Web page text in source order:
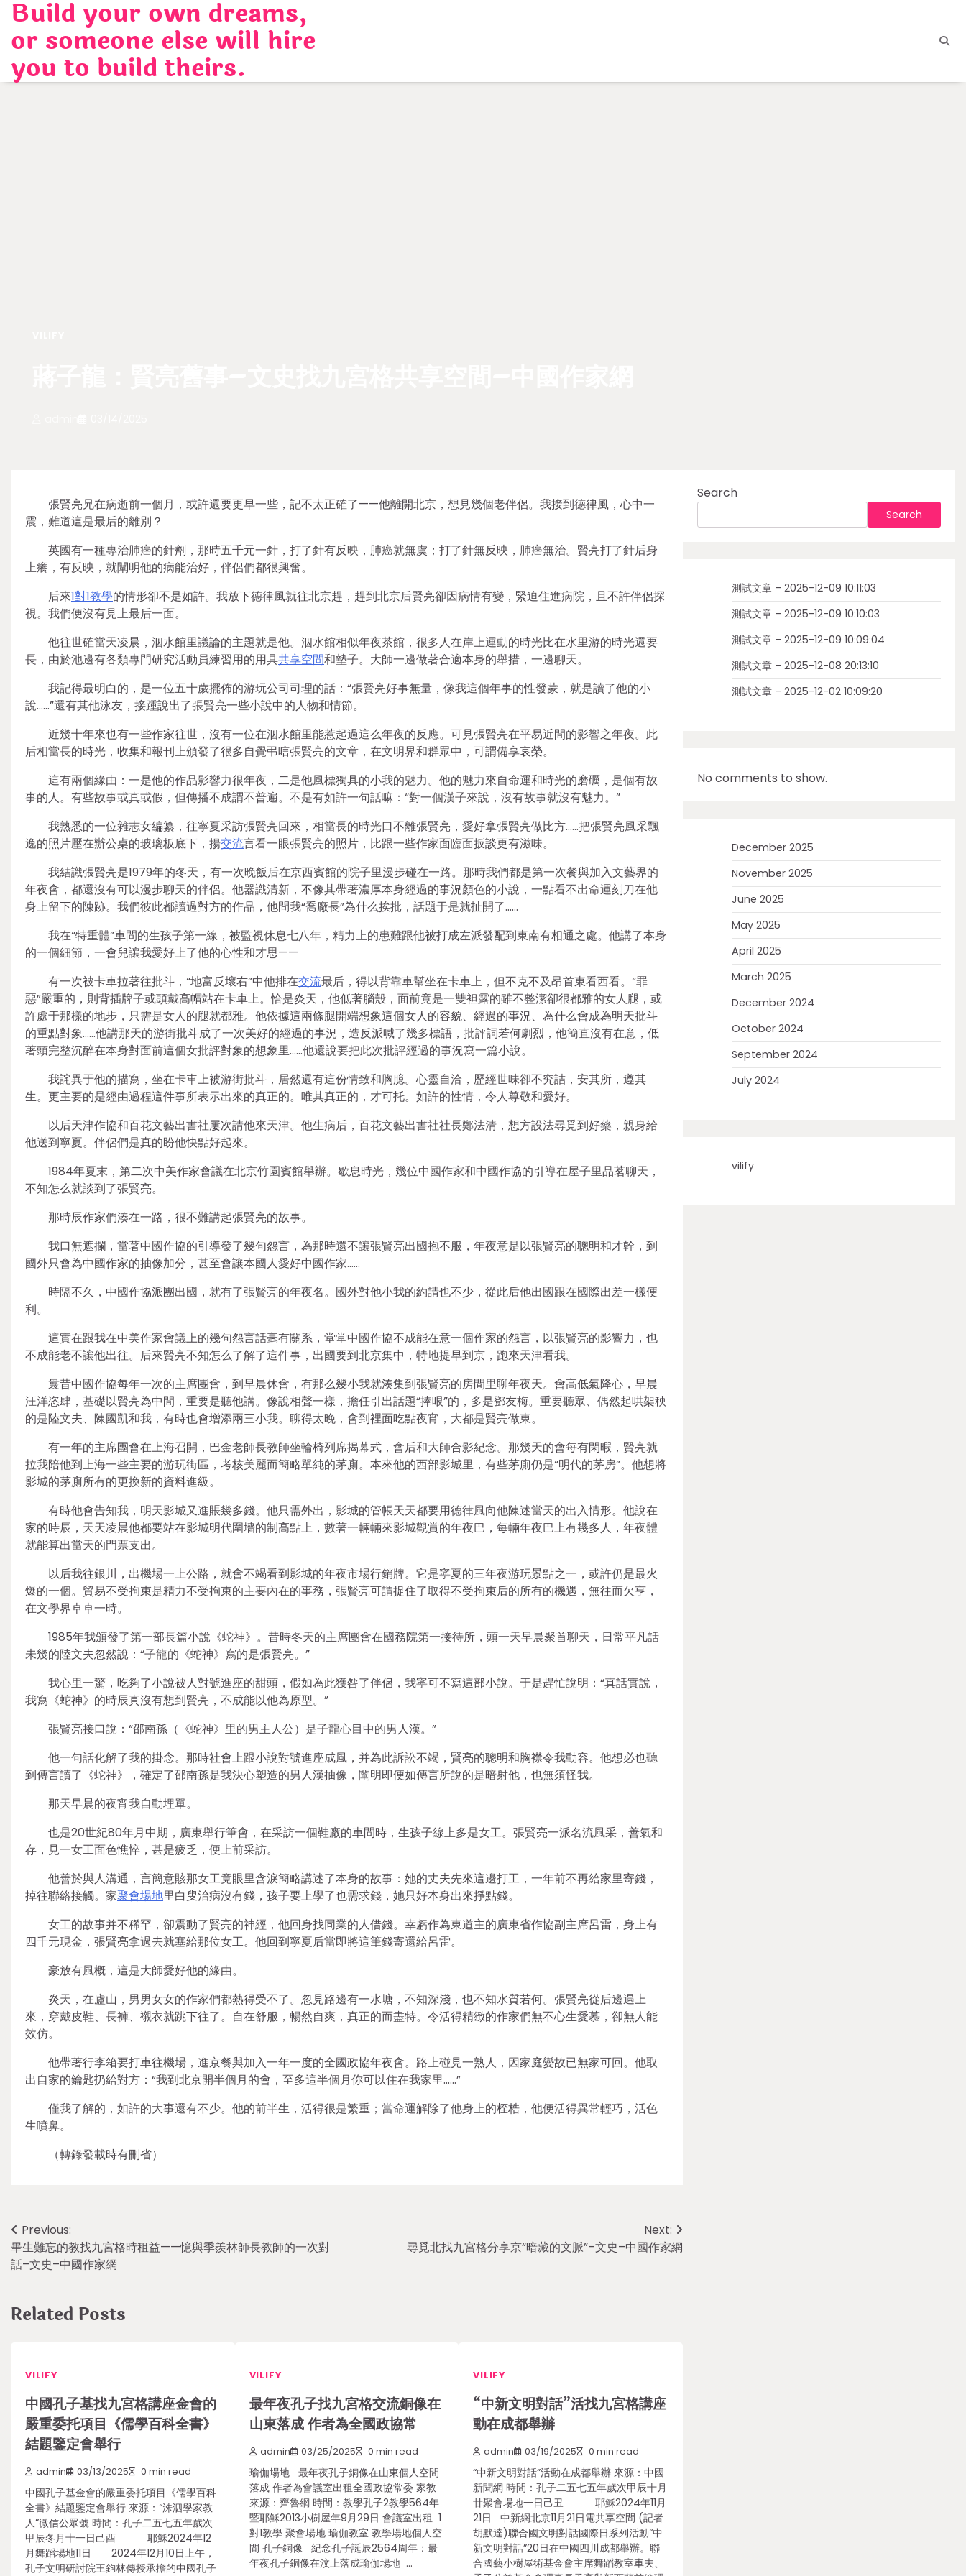
Skip
content
Build your own dreams,
or someone else will hire
you to build theirs.
張賢亮兄在病逝前一個月，或許還要更早一些，記不太正確了——他離開北京，想見幾個老伴侶。我接到德律風，心中一
震，難道這是最后的離別？
英國有一種專治肺癌的針劑，那時五千元一針，打了針有反映，肺癌就無虞；打了針無反映，肺癌無治。賢亮打了針后身
上癢，有反映，就闡明他的病能治好，伴侶們都很興奮。
后來1對1教學的情形卻不是如許。我放下德律風就往北京趕，趕到北京后賢亮卻因病情有變，緊迫住進病院，且不許伴侶探
視。我們便沒有見上最后一面。
他往世確當天凌晨，泅水館里議論的主題就是他。泅水館相似年夜茶館，很多人在岸上運動的時光比在水里游的時光還要
長，由於池邊有各類專門研究活動員練習用的用具共享空間和墊子。大師一邊做著合適本身的舉措，一邊聊天。
我記得最明白的，是一位五十歲擺佈的游玩公司司理的話：“張賢亮好事無量，像我這個年事的性發蒙，就是讀了他的小
說……”還有其他泳友，接踵說出了張賢亮一些小說中的人物和情節。
近幾十年來也有一些作家往世，沒有一位在泅水館里能惹起過這么年夜的反應。可見張賢亮在平易近間的影響之年夜。此
后相當長的時光，收集和報刊上頒發了很多自覺弔唁張賢亮的文章，在文明界和群眾中，可謂備享哀榮。
這有兩個緣由：一是他的作品影響力很年夜，二是他風標獨具的小我的魅力。他的魅力來自命運和時光的磨礪，是個有故
事的人。有些故事或真或假，但傳播不成謂不普遍。不是有如許一句話嘛：“對一個漢子來說，沒有故事就沒有魅力。”
我熟悉的一位雜志女編纂，往寧夏采訪張賢亮回來，相當長的時光口不離張賢亮，愛好拿張賢亮做比方……把張賢亮風采飄
逸的照片壓在辦公桌的玻璃板底下，揚交流言看一眼張賢亮的照片，比跟一些作家面臨面扳談更有滋味。
我結識張賢亮是1979年的冬天，有一次晚飯后在京西賓館的院子里漫步碰在一路。那時我們都是第一次餐與加入文藝界的
年夜會，都還沒有可以漫步聊天的伴侶。他器識清新，不像其帶著濃厚本身經過的事況顏色的小說，一點看不出命運刻刀在他
身上留下的陳跡。我們彼此都讀過對方的作品，他問我“喬廠長”為什么挨批，話題于是就扯開了……
我在“特重體”車間的生孩子第一線，被監視休息七八年，精力上的患難跟他被打成左派發配到東南有相通之處。他講了本身
的一個細節，一會兒讓我愛好上了他的心性和才思——
有一次被卡車拉著往批斗，“地富反壞右”中他排在交流最后，得以背靠車幫坐在卡車上，但不克不及昂首東看西看。“罪
惡”嚴重的，則背插牌子或頭戴高帽站在卡車上。恰是炎天，他低著腦殼，面前竟是一雙袒露的雖不整潔卻很都雅的女人腿，或
許處于那樣的地步，只需是女人的腿就都雅。他依據這兩條腿開端想象這個女人的容貌、經過的事況、為什么會成為明天批斗
的重點對象……他講那天的游街批斗成了一次美好的經過的事況，造反派喊了幾多標語，批評詞若何劇烈，他簡直沒有在意，低
著頭完整沉醉在本身對面前這個女批評對象的想象里……他還說要把此次批評經過的事況寫一篇小說。
我詫異于他的描寫，坐在卡車上被游街批斗，居然還有這份情致和胸臆。心靈自洽，歷經世味卻不究詰，安其所，遵其
生。更主要的是經由過程這件事所表示出來的真正的。唯其真正的，才可托。如許的性情，令人尊敬和愛好。
以后天津作協和百花文藝出書社屢次請他來天津。他生病后，百花文藝出書社社長鄭法清，想方設法尋覓到好藥，親身給
他送到寧夏。伴侶們是真的盼他快點好起來。
1984年夏末，第二次中美作家會議在北京竹園賓館舉辦。歇息時光，幾位中國作家和中國作協的引導在屋子里品茗聊天，
不知怎么就談到了張賢亮。
那時辰作家們湊在一路，很不難講起張賢亮的故事。
我口無遮攔，當著中國作協的引導發了幾句怨言，為那時還不讓張賢亮出國抱不服，年夜意是以張賢亮的聰明和才幹，到
國外只會為中國作家的抽像加分，甚至會讓本國人愛好中國作家……
時隔不久，中國作協派團出國，就有了張賢亮的年夜名。國外對他小我的約請也不少，從此后他出國跟在國際出差一樣便
利。
這實在跟我在中美作家會議上的幾句怨言話毫有關系，堂堂中國作協不成能在意一個作家的怨言，以張賢亮的影響力，也
不成能老不讓他出往。后來賢亮不知怎么了解了這件事，出國要到北京集中，特地提早到京，跑來天津看我。
曩昔中國作協每年一次的主席團會，到早晨休會，有那么幾小我就湊集到張賢亮的房間里聊年夜天。會高低氣降心，早晨
汪洋恣肆，基礎以賢亮為中間，重要是聽他講。像說相聲一樣，擔任引出話題“捧哏”的，多是鄧友梅。重要聽眾、偶然起哄架秧
的是陸文夫、陳國凱和我，有時也會增添兩三小我。聊得太晚，會到裡面吃點夜宵，大都是賢亮做東。
有一年的主席團會在上海召開，巴金老師長教師坐輪椅列席揭幕式，會后和大師合影紀念。那幾天的會每有閑暇，賢亮就
拉我陪他到上海一些主要的游玩街區，考核美麗而簡略單純的茅廁。本來他的西部影城里，有些茅廁仍是“明代的茅房”。他想將
影城的茅廁所有的更換新的資料進級。
有時他會告知我，明天影城又進賬幾多錢。他只需外出，影城的管帳天天都要用德律風向他陳述當天的出入情形。他說在
家的時辰，天天凌晨他都要站在影城明代圍墻的制高點上，數著一輛輛來影城觀賞的年夜巴，每輛年夜巴上有幾多人，年夜體
就能算出當天的門票支出。
以后我往銀川，出機場一上公路，就會不竭看到影城的年夜市場行銷牌。它是寧夏的三年夜游玩景點之一，或許仍是最火
爆的一個。貿易不受拘束是精力不受拘束的主要內在的事務，張賢亮可謂捉住了取得不受拘束后的所有的機遇，無往而欠亨，
在文學界卓卓一時。
1985年我頒發了第一部長篇小說《蛇神》。昔時冬天的主席團會在國務院第一接待所，頭一天早晨聚首聊天，日常平凡話
未幾的陸文夫忽然說：“子龍的《蛇神》寫的是張賢亮。”
我心里一驚，吃夠了小說被人對號進座的甜頭，假如為此獲咎了伴侶，我寧可不寫這部小說。于是趕忙說明：“真話實說，
我寫《蛇神》的時辰真沒有想到賢亮，不成能以他為原型。”
張賢亮接口說：“邵南孫（《蛇神》里的男主人公）是子龍心目中的男人漢。”
他一句話化解了我的掛念。那時社會上跟小說對號進座成風，并為此訴訟不竭，賢亮的聰明和胸襟令我動容。他想必也聽
到傳言讀了《蛇神》，確定了邵南孫是我決心塑造的男人漢抽像，闡明即便如傳言所說的是暗射他，也無須怪我。
那天早晨的夜宵我自動埋單。
也是20世紀80年月中期，廣東舉行筆會，在采訪一個鞋廠的車間時，生孩子線上多是女工。張賢亮一派名流風采，善氣和
存，見一女工面色憔悴，甚是疲乏，便上前采訪。
他善於與人溝通，言簡意賅那女工竟眼里含淚簡略講述了本身的故事：她的丈夫先來這邊打工，一年前不再給家里寄錢，
掉往聯絡接觸。家聚會場地里白叟治病沒有錢，孩子要上學了也需求錢，她只好本身出來掙點錢。
女工的故事并不稀罕，卻震動了賢亮的神經，他回身找同業的人借錢。幸虧作為東道主的廣東省作協副主席呂雷，身上有
四千元現金，張賢亮拿過去就塞給那位女工。他回到寧夏后當即將這筆錢寄還給呂雷。
豪放有風概，這是大師愛好他的緣由。
炎天，在廬山，男男女女的作家們都熱得受不了。忽見路邊有一水塘，不知深淺，也不知水質若何。張賢亮從后邊遇上
來，穿戴皮鞋、長褲、襯衣就跳下往了。自在舒服，暢然自爽，真正的而盡特。令活得精緻的作家們無不心生愛慕，卻無人能
效仿。
他帶著行李箱要打車往機場，進京餐與加入一年一度的全國政協年夜會。路上碰見一熟人，因家庭變故已無家可回。他取
出自家的鑰匙扔給對方：“我到北京開半個月的會，至多這半個月你可以住在我家里……”
僅我了解的，如許的大事還有不少。他的前半生，活得很是繁重；當命運解除了他身上的桎梏，他便活得異常輕巧，活色
生噴鼻。
（轉錄發載時有刪省）
Post
navigation
Previous:
畢生難忘的教找九宮格時租益——憶與季羨林師長教師的一次對
話–文史–中國作家網
Next:
尋覓北找九宮格分享京“暗藏的文脈”–文史–中國作家網
Related Posts
VILIFY
中國孔子基找九宮格講座金會的
嚴重委托項目《儒學百科全書》
結題鑒定會舉行
admin 03/13/2025 0 min read
中國孔子基金會的嚴重委托項目《儒學百科
全書》結題鑒定會舉行 來源：“洙泗學家教
人”微信公眾號 時間：孔子二五七五年歲次
甲辰冬月十一日己酉 耶穌2024年12
月舞蹈場地11日 2024年12月10日上午，
孔子文明研討院王鈞林傳授承擔的中國孔子
VILIFY
最年夜孔子找九宮格交流銅像在
山東落成 作者為全國政協常
admin 03/25/2025 0 min read
瑜伽場地 最年夜孔子銅像在山東個人空間
落成 作者為會議室出租全國政協常委 家教
來源：齊魯網 時間：教學孔子2教學564年
暨耶穌2013小樹屋年9月29日 會議室出租 1
對1教學 聚會場地 瑜伽教室 教學場地個人空
間 孔子銅像 紀念孔子誕辰2564周年：最
年夜孔子銅像在汶上落成瑜伽場地 …
VILIFY
“中新文明對話”活找九宮格講座
動在成都舉辦
admin 03/19/2025 0 min read
“中新文明對話”活動在成都舉辦 來源：中國
新聞網 時間：孔子二五七五年歲次甲辰十月
廿聚會場地一日己丑 耶穌2024年11月
21日 中新網北京11月21日電共享空間 (記者
胡默達)聯合國文明對話國際日系列活動“中
新文明對話”20日在中國四川成都舉辦。聯
合國藝小樹屋術基金會主席舞蹈教室車夫、
Search
Search
測試文章 – 2025-12-09 10:11:03
測試文章 – 2025-12-09 10:10:03
測試文章 – 2025-12-09 10:09:04
測試文章 – 2025-12-08 20:13:10
測試文章 – 2025-12-02 10:09:20
No comments to show.
December 2025
November 2025
June 2025
May 2025
April 2025
March 2025
December 2024
October 2024
September 2024
July 2024
vilify